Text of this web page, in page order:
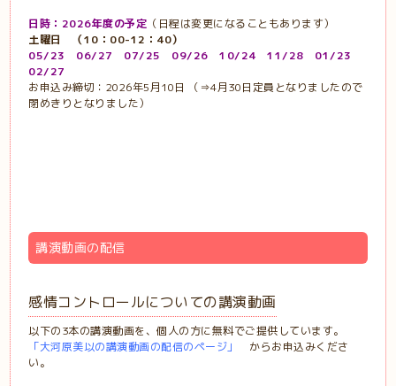
日時：2026年度の予定 （日程は変更になることもあります）
土曜日 （10：00-12：40）
05/23 06/27 07/25 09/26 10/24 11/28 01/23
02/27
お申込み締切：2026年5月10日 （⇒4月30日定員となりましたので
閉めきりとなりました）
講演動画の配信
感情コントロールについての講演動画
以下の3本の講演動画を、個人の方に無料でご提供しています。
「大河原美以の講演動画の配信のページ 」
からお申込みくださ
い。